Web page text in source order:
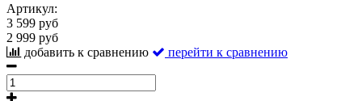
Артикул:
3 599 руб
2 999 руб
добавить к сравнению
перейти к сравнению